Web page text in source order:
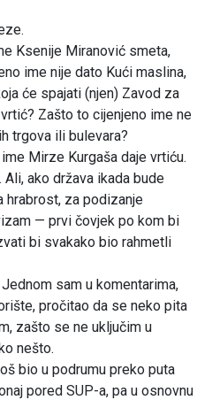
Ksenije Miranović smeta,
ime nije dato Kući maslina,
će spajati (njen) Zavod za
Zašto to cijenjeno ime ne
trgova ili bulevara?
Mirze Kurgaša daje vrtiću.
ako država ikada bude
hrabrost, za podizanje
— prvi čovjek po kom bi
bi svakako bio rahmetli
sam u komentarima,
pročitao da se neko pita
zašto se ne uključim u
nešto.
bio u podrumu preko puta
pored SUP-a, pa u osnovnu